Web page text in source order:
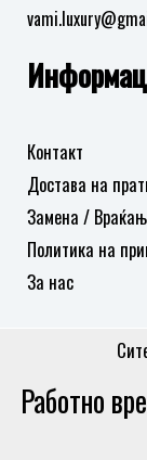
Контакт
Достава на
Замена /
Политика на
За нас
Работно